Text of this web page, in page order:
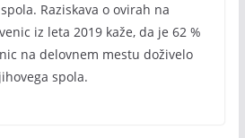
Raziskava o ovirah na
iz leta 2019 kaže, da je 62 %
na delovnem mestu doživelo
spola.